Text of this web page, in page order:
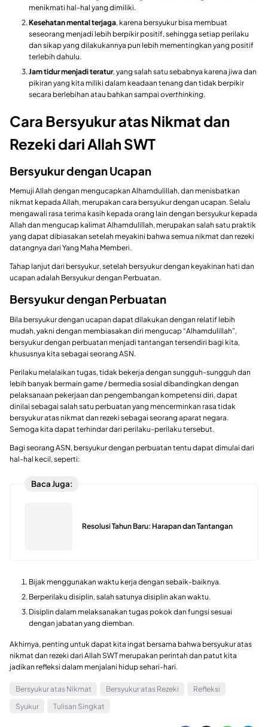
menikmati hal-hal yang dimiliki.
Kesehatan mental terjaga, karena bersyukur bisa membuat
seseorang menjadi lebih berpikir positif, sehingga setiap perilaku
dan sikap yang dilakukannya pun lebih mementingkan yang positif
terlebih dahulu.
Jam tidur menjadi teratur, yang salah satu sebabnya karena jiwa dan
pikiran yang kita miliki dalam keadaan tenang dan tidak berpikir
secara berlebihan atau bahkan sampai overthinking.
Cara Bersyukur atas Nikmat dan
Rezeki dari Allah SWT
Bersyukur dengan Ucapan
Memuji Allah dengan mengucapkan Alhamdulillah, dan menisbatkan
nikmat kepada Allah, merupakan cara bersyukur dengan ucapan. Selalu
mengawali rasa terima kasih kepada orang lain dengan bersyukur kepada
Allah dan mengucap kalimat Alhamdulillah, merupakan salah satu praktik
yang dapat dibiasakan setelah meyakini bahwa semua nikmat dan rezeki
datangnya dari Yang Maha Memberi.
Tahap lanjut dari bersyukur, setelah bersyukur dengan keyakinan hati dan
ucapan adalah Bersyukur dengan Perbuatan.
Bersyukur dengan Perbuatan
Bila bersyukur dengan ucapan dapat dilakukan dengan relatif lebih
mudah, yakni dengan membiasakan diri mengucap “Alhamdulillah”,
bersyukur dengan perbuatan menjadi tantangan tersendiri bagi kita,
khususnya kita sebagai seorang ASN.
Perilaku melalaikan tugas, tidak bekerja dengan sungguh-sungguh dan
lebih banyak bermain game / bermedia sosial dibandingkan dengan
pelaksanaan pekerjaan dan pengembangan kompetensi diri, dapat
dinilai sebagai salah satu perbuatan yang mencerminkan rasa tidak
bersyukur atas nikmat dan rezeki sebagai seorang aparat negara.
Semoga kita dapat terhindar dari perilaku-perilaku tersebut.
Bagi seorang ASN, bersyukur dengan perbuatan tentu dapat dimulai dari
hal-hal kecil, seperti:
Baca Juga:
Resolusi Tahun Baru: Harapan dan Tantangan
Bijak menggunakan waktu kerja dengan sebaik-baiknya.
Berperilaku disiplin, salah satunya disiplin akan waktu.
Disiplin dalam melaksanakan tugas pokok dan fungsi sesuai
dengan jabatan yang diemban.
Akhirnya, penting untuk dapat kita ingat bersama bahwa bersyukur atas
nikmat dan rezeki dari Allah SWT merupakan perintah dan patut kita
jadikan refleksi dalam menjalani hidup sehari-hari.
Bersyukur atas Nikmat Bersyukur atas Rezeki
Refleksi
Syukur
Tulisan Singkat